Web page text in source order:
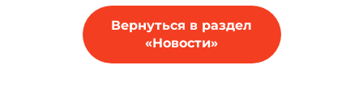
Вернуться в раздел
«Новости»